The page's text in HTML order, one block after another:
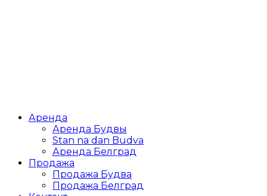
Аренда
Аренда Будвы
Stan na dan Budva
Аренда Белград
Продажа
Продажа Будва
Продажа Белград